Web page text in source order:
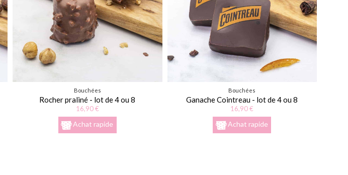
Bouchées
Rocher praliné - lot de 4 ou 8
16,90 €
Achat rapide
Bouchées
Ganache Cointreau - lot de 4 ou 8
16,90 €
Achat rapide